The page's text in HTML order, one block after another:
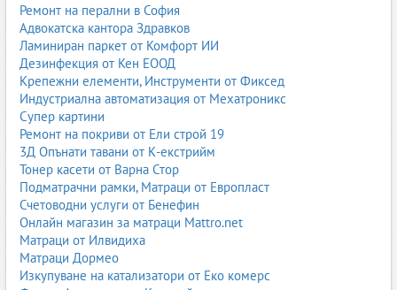
Ремонт на перални в София
Адвокатска кантора Здравков
Ламиниран паркет от Комфорт ИИ
Дезинфекция от Кен ЕООД
Крепежни елементи, Инструменти от Фиксед
Индустриална автоматизация от Мехатроникс
Супер картини
Ремонт на покриви от Ели строй 19
3Д Опънати тавани от К-екстрийм
Тонер касети от Варна Стор
Подматрачни рамки, Матраци от Европласт
Счетоводни услуги от Бенефин
Онлайн магазин за матраци Mattro.net
Матраци от Илвидиха
Матраци Дормео
Изкупуване на катализатори от Еко комерс